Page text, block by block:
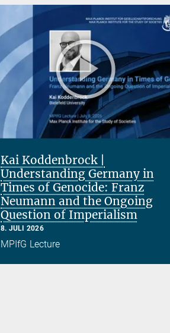
Kai Koddenbrock |
Understanding Germany in
Times of Genocide: Franz
Neumann and the Ongoing
Question of Imperialism
8. JULI 2026
MPIfG Lecture